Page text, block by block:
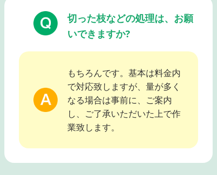
切った枝などの処理は、お願
いできますか?
もちろんです。基本は料金内
で対応致しますが、量が多く
なる場合は事前に、ご案内
し、ご了承いただいた上で作
業致します。